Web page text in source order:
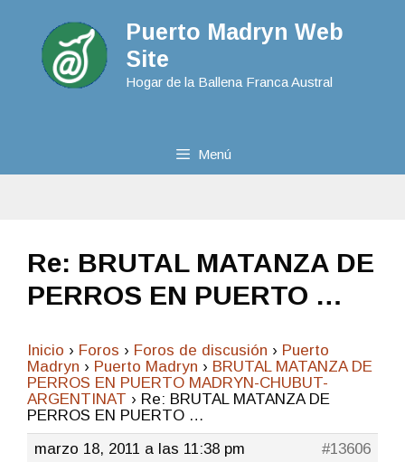
Puerto Madryn Web
Site
Hogar de la Ballena Franca Austral
Menú
Re: BRUTAL MATANZA DE
PERROS EN PUERTO …
Inicio › Foros › Foros de discusión › Puerto
Madryn › Puerto Madryn › BRUTAL MATANZA DE
PERROS EN PUERTO MADRYN-CHUBUT-
ARGENTINAT › Re: BRUTAL MATANZA DE
PERROS EN PUERTO …
marzo 18, 2011 a las 11:38 pm
#13606